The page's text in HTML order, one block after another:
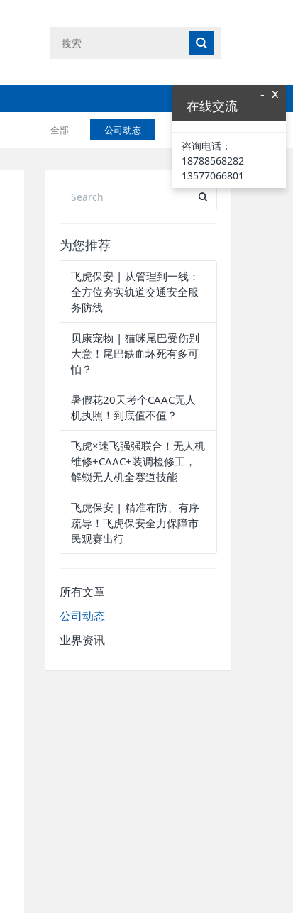
全部 公司动态
为您推荐
飞虎保安 | 从管理到一线：
全方位夯实轨道交通安全服
务防线
贝康宠物 | 猫咪尾巴受伤别
大意！尾巴缺血坏死有多可
怕？
暑假花20天考个CAAC无人
机执照！到底值不值？
飞虎×速飞强强联合！无人机
维修+CAAC+装调检修工，
解锁无人机全赛道技能
飞虎保安 | 精准布防、有序
疏导！飞虎保安全力保障市
民观赛出行
所有文章
公司动态
业界资讯
x
-
在线交流
咨询电话：
18788568282
13577066801